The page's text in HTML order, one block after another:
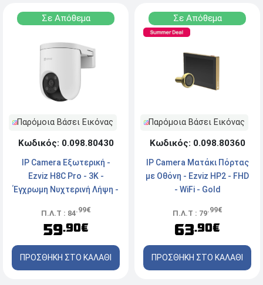
Σε Απόθεμα
Παρόμοια Βάσει Εικόνας
Κωδικός: 0.098.80430
IP Camera Εξωτερική -
Ezviz H8C Pro - 3K -
Έγχρωμη Νυχτερινή Λήψη -
Ενσύρματη - White
Π.Λ.Τ : 84.99€
59.90€
ΠΡΟΣΘΗΚΗ ΣΤΟ ΚΑΛΑΘΙ
Σε Απόθεμα
Παρόμοια Βάσει Εικόνας
Κωδικός: 0.098.80360
IP Camera Ματάκι Πόρτας
με Οθόνη - Ezviz HP2 - FHD
- WiFi - Gold
Π.Λ.Τ : 79.99€
63.90€
ΠΡΟΣΘΗΚΗ ΣΤΟ ΚΑΛΑΘΙ